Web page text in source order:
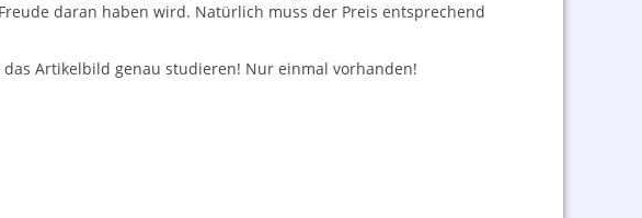
daran haben wird. Natürlich muss der Preis entsprechend
Artikelbild genau studieren! Nur einmal vorhanden!